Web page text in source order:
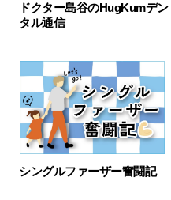
ドクター島谷のHugKumデン
タル通信
シングルファーザー奮闘記